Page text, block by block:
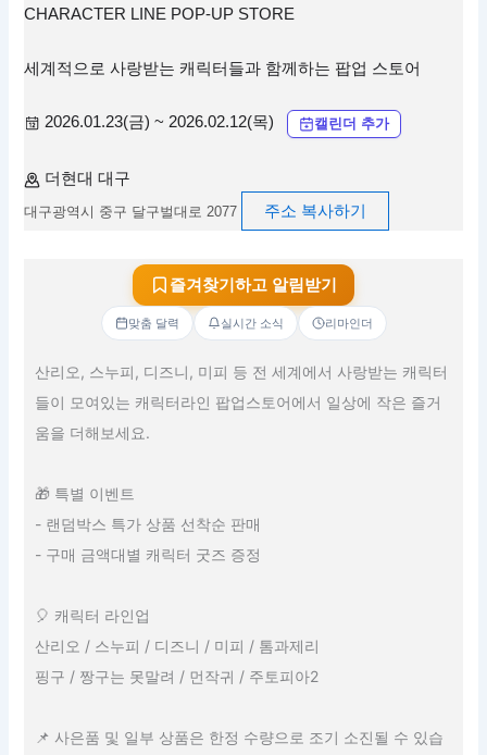
CHARACTER LINE POP-UP STORE
세계적으로 사랑받는 캐릭터들과 함께하는 팝업 스토어
2026.01.23(금) ~ 2026.02.12(목) 캘린더 추가
더현대 대구
대구광역시 중구 달구벌대로 2077 주소 복사하기
즐겨찾기하고 알림받기
맞춤 달력 실시간 소식 리마인더
산리오, 스누피, 디즈니, 미피 등 전 세계에서 사랑받는 캐릭터
들이 모여있는 캐릭터라인 팝업스토어에서 일상에 작은 즐거
움을 더해보세요.
🎁 특별 이벤트
- 랜덤박스 특가 상품 선착순 판매
- 구매 금액대별 캐릭터 굿즈 증정
🎈 캐릭터 라인업
산리오 / 스누피 / 디즈니 / 미피 / 톰과제리
핑구 / 짱구는 못말려 / 먼작귀 / 주토피아2
📌 사은품 및 일부 상품은 한정 수량으로 조기 소진될 수 있습